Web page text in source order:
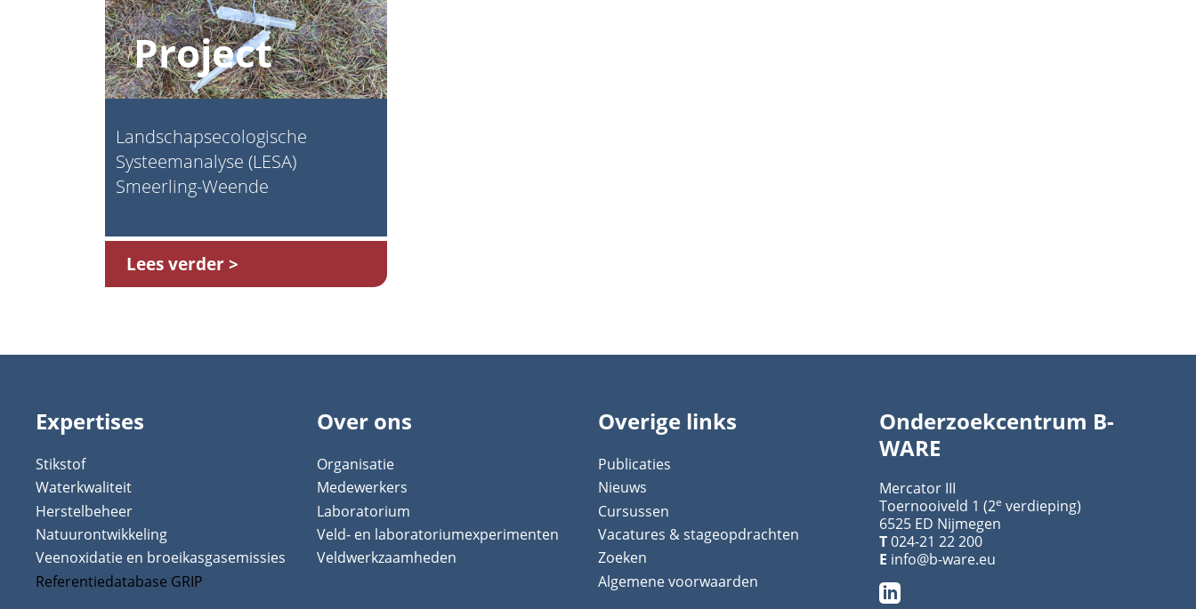
Project
Landschapsecologische
Systeemanalyse (LESA)
Smeerling-Weende
Lees verder
Expertises
Stikstof
Waterkwaliteit
Herstelbeheer
Natuurontwikkeling
Veenoxidatie en broeikasgasemissies
Referentiedatabase GRIP
Over ons
Organisatie
Medewerkers
Laboratorium
Veld- en laboratoriumexperimenten
Veldwerkzaamheden
Overige links
Publicaties
Nieuws
Cursussen
Vacatures & stageopdrachten
Zoeken
Algemene voorwaarden
Onderzoekcentrum B-
WARE
Mercator III
Toernooiveld 1 (2e verdieping)
6525 ED Nijmegen
T024-21 22 200
E info@b-ware.eu